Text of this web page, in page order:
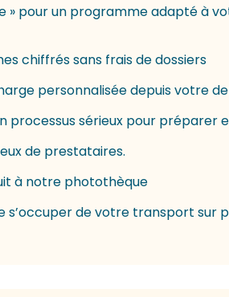
» pour un programme adapté à
chiffrés sans frais de dossiers
personnalisée depuis votre
processus sérieux pour préparer
de prestataires.
à notre photothèque
s’occuper de votre transport sur